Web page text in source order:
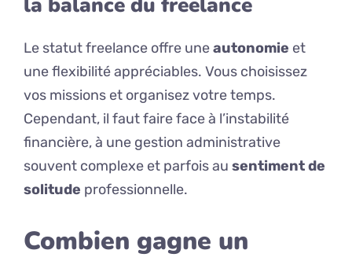
Le statut freelance offre uneautonomie et
une flexibilité appréciables. Vous choisissez
vos missions et organisez votre temps.
Cependant, il faut faire face à l’instabilité
financière, à une gestion administrative
souvent complexe et parfois au sentiment de
solitude professionnelle.
Combien gagne un